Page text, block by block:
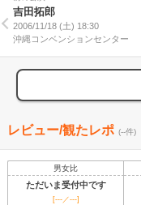
吉田拓郎
2006/11/18 (土) 18:30
沖縄コンベンションセンター
レビュー/観たレポ (--件)
男女比
ただいま受付中です
[---／---]